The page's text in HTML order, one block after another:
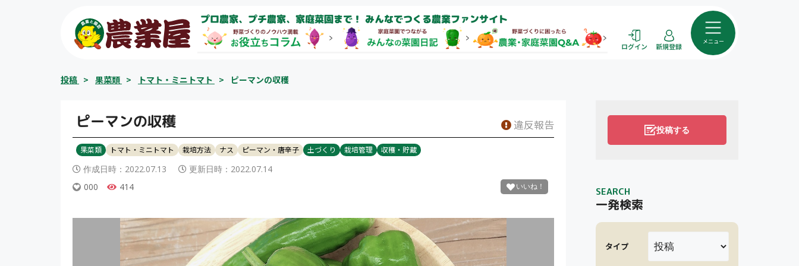
プロ農家、プチ農家、家庭菜園まで！ みんなでつくる農業ファンサイト
ログイン 新規登録
メニュー
投稿 > 果菜類 > トマト・ミニトマト > ピーマンの収穫
ピーマンの収穫 違反報告
果菜類 トマト・ミニトマト 栽培方法 ナス ピーマン・唐辛子 土づくり 栽培管理 収穫・貯蔵
作成日時： 2022.07.13 更新日時： 2022.07.14
000
414
投稿する
SEARCH
一発検索
タイプ